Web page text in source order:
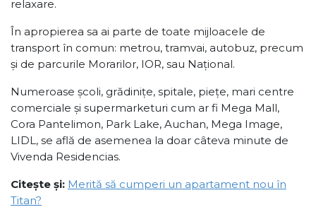
relaxare.
În apropierea sa ai parte de toate mijloacele de
transport în comun: metrou, tramvai, autobuz, precum
și de parcurile Morarilor, IOR, sau Național.
Numeroase școli, grădinițe, spitale, piețe, mari centre
comerciale și supermarketuri cum ar fi Mega Mall,
Cora Pantelimon, Park Lake, Auchan, Mega Image,
LIDL, se află de asemenea la doar câteva minute de
Vivenda Residencias.
Citește și: Merită să cumperi un apartament nou în
Titan?